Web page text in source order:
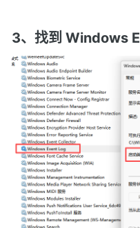
3、找到 Windows